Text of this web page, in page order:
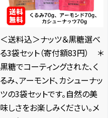
＜送料込＞ナッツ＆黒糖選べ
る3袋セット（寄付額83円） ＊
黒糖でコーティングされた、く
るみ、アーモンド、カシューナッ
ツの3袋セットです。自然の美
味しさをお楽しみください。メ